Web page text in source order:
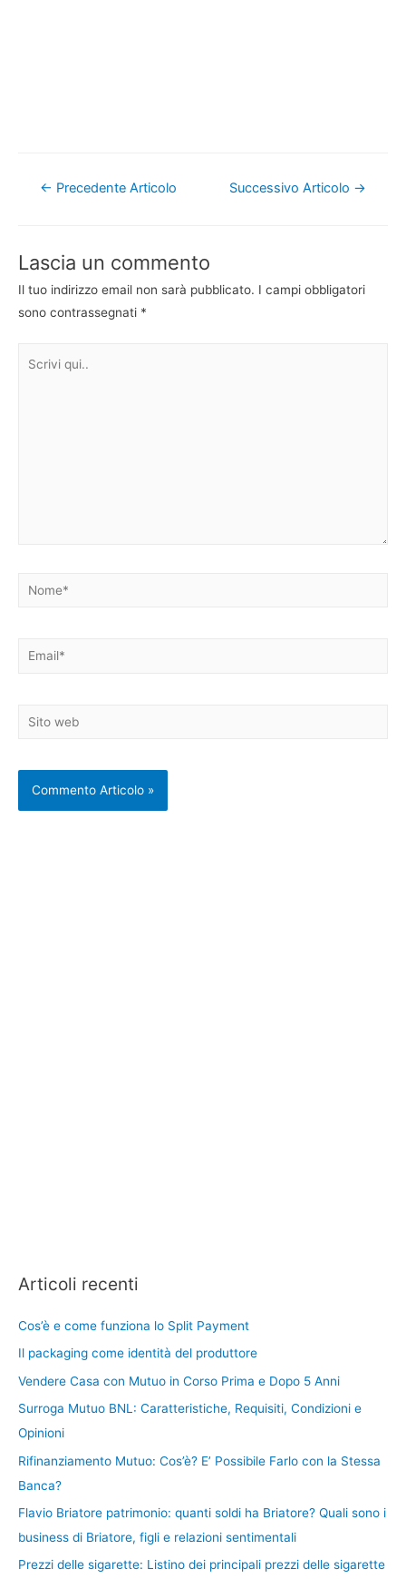
Navigazione
← Precedente Articolo Successivo Articolo →
Lascia un commento
Il tuo indirizzo email non sarà pubblicato. I campi obbligatori
sono contrassegnati *
Nome*
Email*
Sito
Articoli recenti
Cos’è e come funziona lo Split Payment
Il packaging come identità del produttore
Vendere Casa con Mutuo in Corso Prima e Dopo 5 Anni
Surroga Mutuo BNL: Caratteristiche, Requisiti, Condizioni e
Opinioni
Rifinanziamento Mutuo: Cos’è? E’ Possibile Farlo con la Stessa
Banca?
Flavio Briatore patrimonio: quanti soldi ha Briatore? Quali sono i
business di Briatore, figli e relazioni sentimentali
Prezzi delle sigarette: Listino dei principali prezzi delle sigarette